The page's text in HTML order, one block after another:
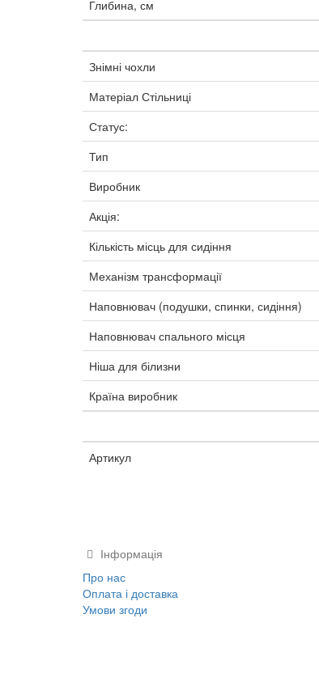
Глибина, см
Знімні чохли
Матеріал Стільниці
Статус:
Тип
Виробник
Акція:
Кількість місць для сидіння
Механізм трансформації
Наповнювач (подушки, спинки, сидіння)
Наповнювач спального місця
Ніша для білизни
Країна виробник
Артикул
Інформація
Про нас
Оплата і доставка
Умови згоди